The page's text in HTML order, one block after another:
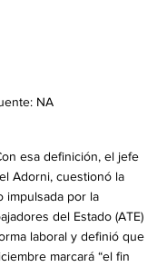
NA
esa definición, el jefe
Adorni, cuestionó la
impulsada por la
del Estado (ATE)
laboral y definió que
marcará “el fin